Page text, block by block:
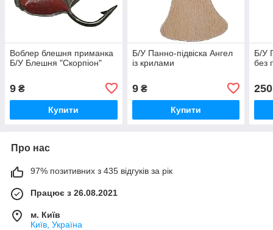
Воблер блешня приманка
Б/У Блешня "Скорпіон"
9 ₴
Купити
Б/У Панно-підвіска Ангел
із крилами
9₴
Купити
Б/У
без
250
Про нас
97% позитивних з 435 відгуків за рік
Працює з 26.08.2021
м. Київ
Київ, Україна